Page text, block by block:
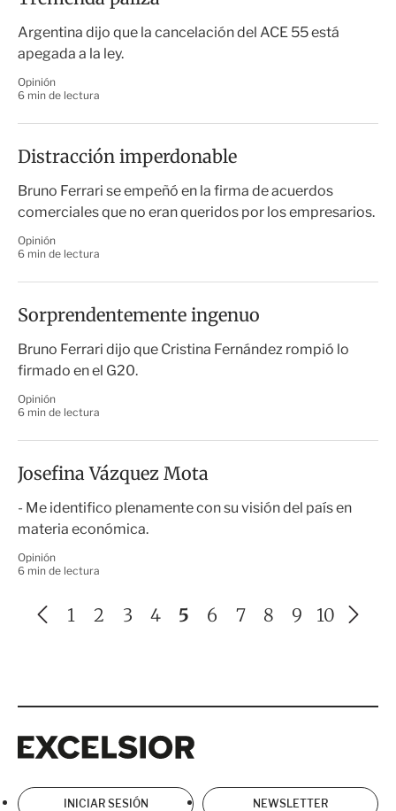
Argentina dijo que la cancelación del ACE 55 está
apegada a la ley.
Opinión
6 min de lectura
Distracción imperdonable
Bruno Ferrari se empeñó en la firma de acuerdos
comerciales que no eran queridos por los empresarios.
Opinión
6 min de lectura
Sorprendentemente ingenuo
Bruno Ferrari dijo que Cristina Fernández rompió lo
firmado en el G20.
Opinión
6 min de lectura
Josefina Vázquez Mota
- Me identifico plenamente con su visión del país en
materia económica.
Opinión
6 min de lectura
r
o
1 2 3 4 5 6 7 8 9 10
i
e
INICIAR SESIÓN NEWSLETTER